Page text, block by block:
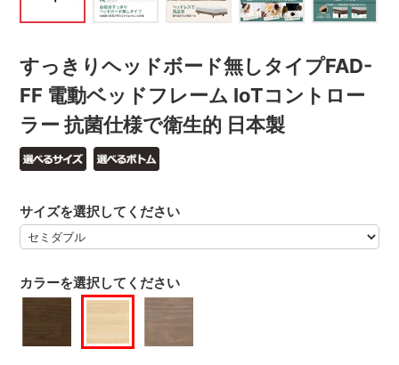
すっきりヘッドボード無しタイプFAD-
FF 電動ベッドフレーム IoTコントロー
ラー 抗菌仕様で衛生的 日本製
カラーを選択してください
サイズを選択してください